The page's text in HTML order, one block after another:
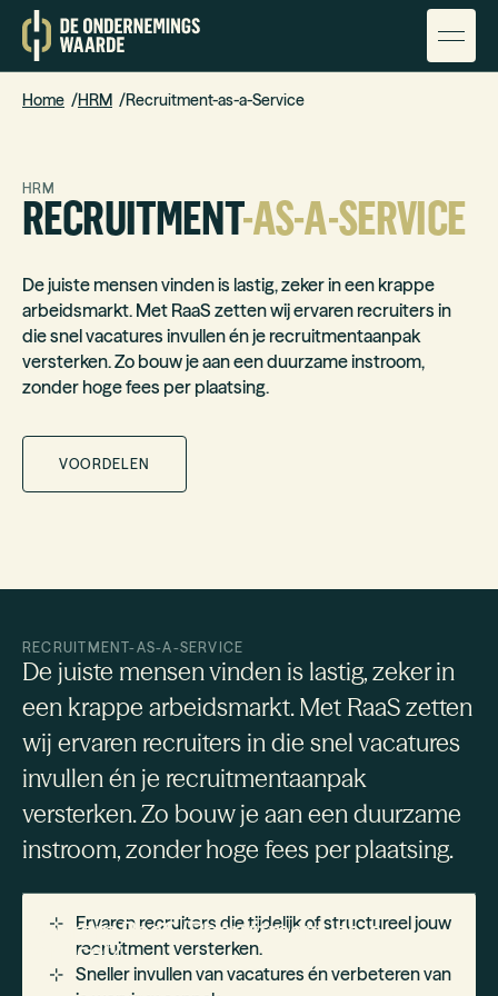
Home HRM Recruitment-as-a-Service
HRM
RECRUITMENT-AS-A-SERVICE
De juiste mensen vinden is lastig, zeker in een krappe
arbeidsmarkt. Met RaaS zetten wij ervaren recruiters in
die snel vacatures invullen én je recruitmentaanpak
versterken. Zo bouw je aan een duurzame instroom,
zonder hoge fees per plaatsing.
VOORDELEN
RECRUITMENT-AS-A-SERVICE
De juiste mensen vinden is lastig, zeker in
een krappe arbeidsmarkt. Met RaaS zetten
wij ervaren recruiters in die snel vacatures
invullen én je recruitmentaanpak
versterken. Zo bouw je aan een duurzame
instroom, zonder hoge fees per plaatsing.
Ervaren recruiters die tijdelijk of structureel jouw
recruitment versterken.
Sneller invullen van vacatures én verbeteren van
Waarom RaaS (Recruitment-as-a-
Service)?